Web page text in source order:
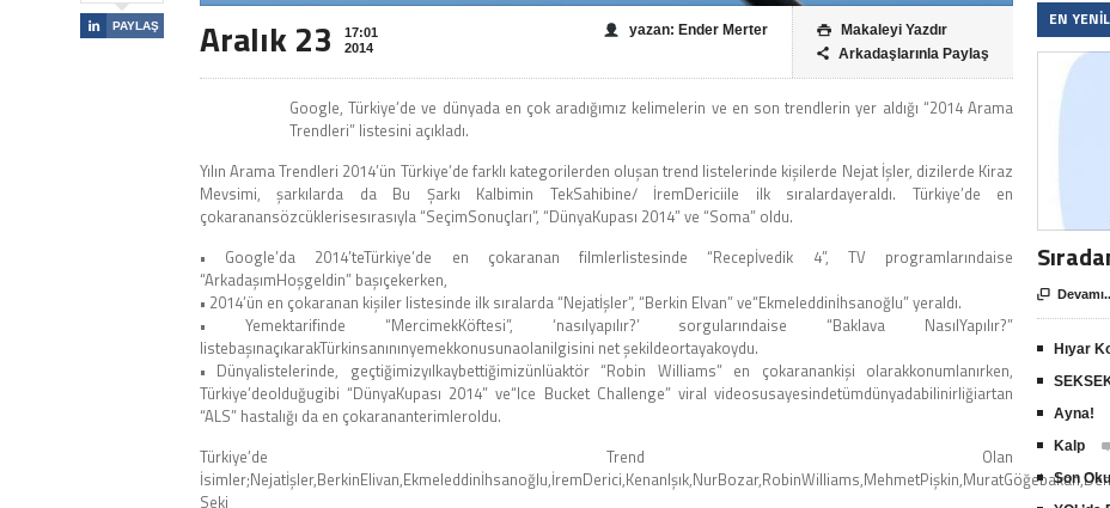
 PAYLAŞ Aralık 23
17:01
2014
 Makaleyi Yazdır
 Arkadaşlarınla Paylaş
yazan: Ender Merter
Google, Türkiye’de ve dünyada en çok aradığımız kelimelerin ve en son trendlerin yer aldığı “2014 Arama
Trendleri” listesini açıkladı.
Yılın Arama Trendleri 2014’ün Türkiye’de farklı kategorilerden oluşan trend listelerinde kişilerde Nejat İşler, dizilerde Kiraz
Mevsimi, şarkılarda da Bu Şarkı Kalbimin TekSahibine/ İremDericiile ilk sıralardayeraldı. Türkiye’de en
çokaranansözcüklerisesırasıyla “SeçimSonuçları”, “DünyaKupası 2014” ve “Soma” oldu.
• Google’da 2014’teTürkiye’de en çokaranan filmlerlistesinde “Recepİvedik 4”, TV programlarındaise
“ArkadaşımHoşgeldin” başıçekerken,
• 2014’ün en çokaranan kişiler listesinde ilk sıralarda “Nejatİşler”, “Berkin Elvan” ve“Ekmeleddinİhsanoğlu” yeraldı.
• Yemektarifinde “MercimekKöftesi”, ‘nasılyapılır?’ sorgularındaise “Baklava NasılYapılır?”
listebaşınaçıkarakTürkinsanınınyemekkonusunaolanilgisini net şekildeortayakoydu.
• Dünyalistelerinde, geçtiğimizyılkaybettiğimizünlüaktör “Robin Williams” en çokaranankişi olarakkonumlanırken,
Türkiye’deolduğugibi “DünyaKupası 2014” ve“Ice Bucket Challenge” viral videosusayesindetümdünyadabilinirliğiartan
“ALS” hastalığı da en çokarananterimleroldu.
Türkiye’de Trend Olan
Seki
EN

Hıyar
Ayna!
Kalp
Son